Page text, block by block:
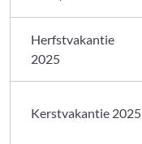
Herfstvakantie
2025
Kerstvakantie 2025